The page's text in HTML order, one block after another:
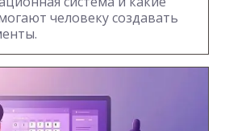
человеку создавать